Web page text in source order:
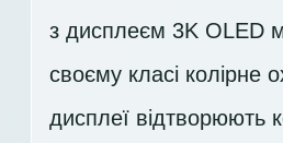
з дисплеєм 3K OLED
своєму класі колірне
дисплеї відтворюють